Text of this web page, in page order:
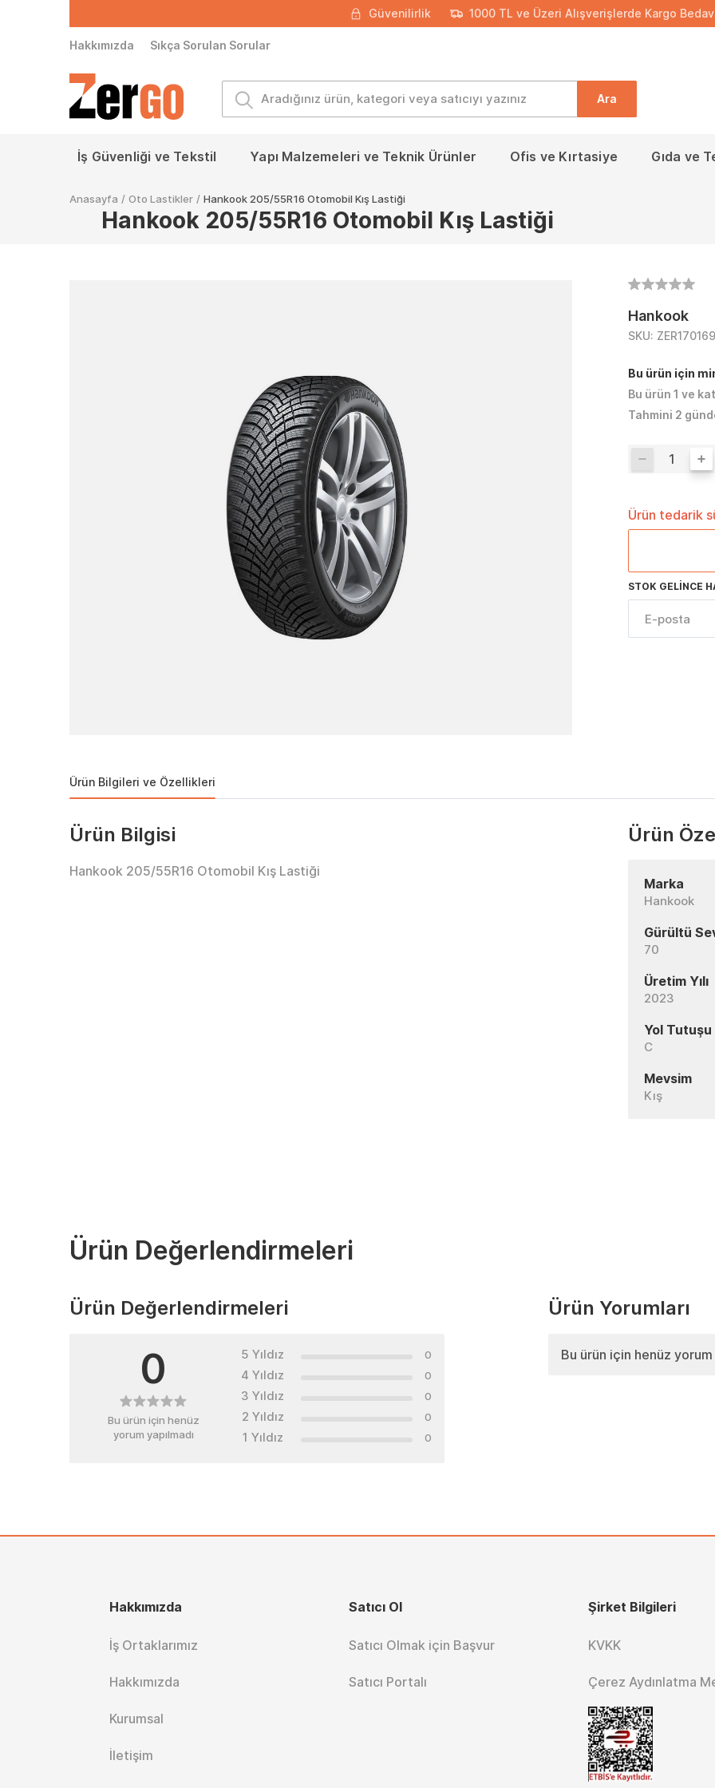
Güvenilirlik 1000 TL ve Üzeri Alışverişlerde Kargo
Hakkımızda Sıkça Sorulan Sorular
Ara
İş Güvenliği ve Tekstil Yapı Malzemeleri ve Teknik Ürünler Ofis ve Kırtasiye Gıda ve
Anasayfa / Oto Lastikler / Hankook 205/55R16 Otomobil Kış Lastiği
Hankook 205/55R16 Otomobil Kış Lastiği
Hankook
SKU:
Bu ürün için
Bu ürün 1 ve
Tahmini 2
Ürün tedarik
STOK GELINCE
Ürün Bilgileri ve Özellikleri
Ürün Bilgisi
Hankook 205/55R16 Otomobil Kış Lastiği
Ürün
Marka
Hankook
Gürültü
70
Üretim Yılı
2023
Yol Tutuşu
C
Mevsim
Kış
Ürün Değerlendirmeleri
Ürün Değerlendirmeleri
0
Bu ürün için henüz
yorum yapılmadı
5 Yıldız 0
4 Yıldız 0
3 Yıldız 0
2 Yıldız 0
1 Yıldız 0
Ürün Yorumları
Bu ürün için henüz yorum
Hakkımızda
İş Ortaklarımız
Hakkımızda
Kurumsal
İletişim
Satıcı Ol
Satıcı Olmak için Başvur
Satıcı Portalı
Şirket Bilgileri
KVKK
Çerez Aydınlatma